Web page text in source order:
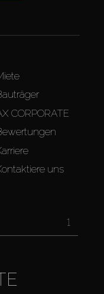
CORPORATE
uns
1